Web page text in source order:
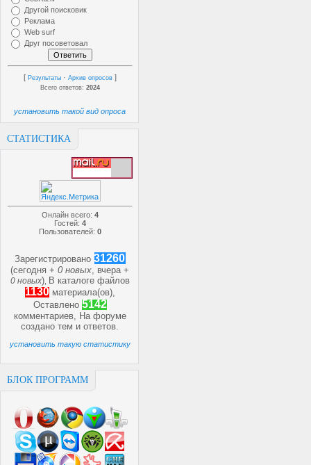
Другой поисковик
Реклама
Web surf
Друг посоветовал
[ Результаты · Архив опросов ]
Всего ответов: 2024
установить такой вид опроса
СТАТИСТИКА
Онлайн всего: 4
Гостей: 4
Пользователей: 0
Зарегистрировано 31260
(сегодня +0 новых, вчера +
0 новых) В каталоге файлов
1130 материала(ов),
Оставлено 5142
комментариев, На форуме
созданотем иответов.
установить такую статистику
БЛОК ПРОГРАММ